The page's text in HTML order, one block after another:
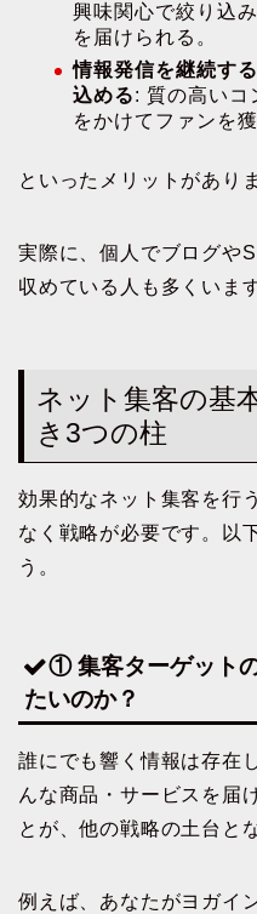
興味関心で絞り込
を届けられる。
情報発信を継続す
込める: 質の高いコ
をかけてファンを
といったメリットがあり
実際に、個人でブログや
収めている人も多くいます
ネット集客の基
き3つの柱
効果的なネット集客を行
なく戦略が必要です。以
う。
① 集客ターゲット
たいのか？
誰にでも響く情報は存在
んな商品・サービスを届
とが、他の戦略の土台と
例えば、あなたがヨガイ